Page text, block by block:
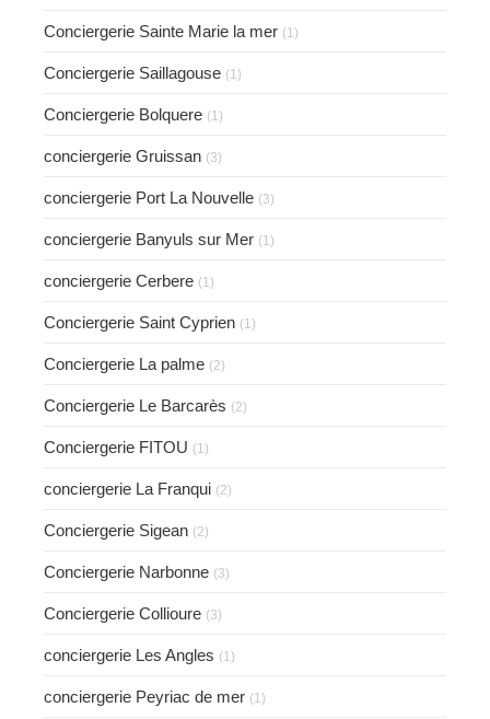
Conciergerie Sainte Marie la mer (1)
Conciergerie Saillagouse (1)
Conciergerie Bolquere (1)
conciergerie Gruissan (3)
conciergerie Port La Nouvelle (3)
conciergerie Banyuls sur Mer (1)
conciergerie Cerbere (1)
Conciergerie Saint Cyprien (1)
Conciergerie La palme (2)
Conciergerie Le Barcarès (2)
Conciergerie FITOU (1)
conciergerie La Franqui (2)
Conciergerie Sigean (2)
Conciergerie Narbonne (3)
Conciergerie Collioure (3)
conciergerie Les Angles (1)
conciergerie Peyriac de mer (1)